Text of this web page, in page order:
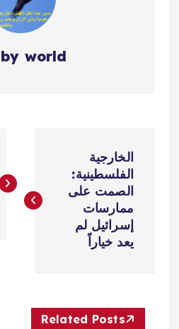
world
ص
الخارجية
الفلسطينية:
الصمت على
ممارسات
إسرائيل لم
يعد خياراً
Related Posts